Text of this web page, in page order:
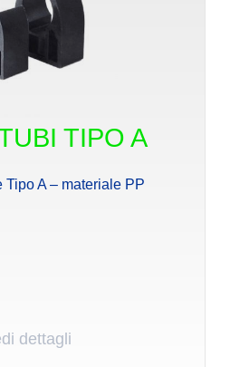
TIPO A
Tipo A – materiale PP
dettagli